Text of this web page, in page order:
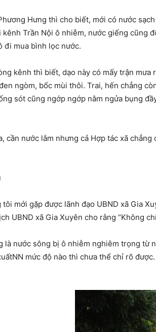
Hưng thì cho biết, mới có nước
kênh Trần Nội ô nhiễm, nước giếng cũng
đi mua bình lọc nước.
kênh thì biết, dạo này có mấy trận
ngòm, bốc mùi thôi. Trai, hến chẳng
sót cũng ngớp ngớp nằm ngửa bụng
cần nước lắm nhưng cả Hợp tác xã
mới gặp được lãnh đạo UBND xã Gia
UBND xã Gia Xuyên cho rằng “Không
là nước sông bị ô nhiễm nghiêm trọng
mức độ nào thì chưa thể chỉ rõ